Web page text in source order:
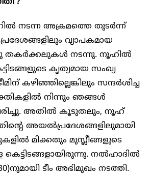
നടന്ന അക്രമത്തെ തുടർന്ന്
വ്യാപകമായ
തകർക്കലുകൾ നടന്നു. നൂഹിൽ
കൃത്യമായ സംഖ്യ
കഴിഞ്ഞില്ലെങ്കിലും സന്ദർശിച്ച
നിന്നും ഞങ്ങൾ
അതിൽ കൂടുതലും, നൂഹ്
അയൽപ്രദേശങ്ങളിലുമായി
മിക്കതും മുസ്ലീങ്ങളുടെ
നൽഹാദിൽ
ടീം അഭിമുഖം നടത്തി.